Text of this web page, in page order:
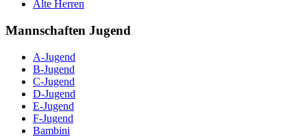
Alte Herren
Mannschaften Jugend
A-Jugend
B-Jugend
C-Jugend
D-Jugend
E-Jugend
F-Jugend
Bambini